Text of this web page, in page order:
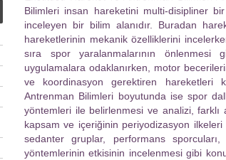
Bilimleri insan hareketini multi-disipliner
inceleyen bir bilim alanıdır. Buradan
hareketlerinin mekanik özelliklerini
sıra spor yaralanmalarının
uygulamalara odaklanırken, motor
ve koordinasyon gerektiren hareketleri
Antrenman Bilimleri boyutunda ise spor
yöntemleri ile belirlenmesi ve analizi,
kapsam ve içeriğinin periyodizasyon
sedanter gruplar, performans
yöntemlerinin etkisinin incelenmesi gibi